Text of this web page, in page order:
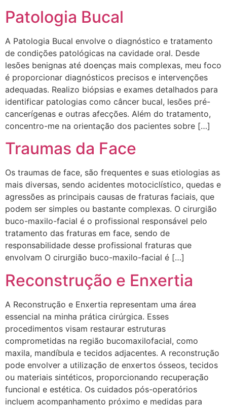
Patologia Bucal
A Patologia Bucal envolve o diagnóstico e tratamento
de condições patológicas na cavidade oral. Desde
lesões benignas até doenças mais complexas, meu foco
é proporcionar diagnósticos precisos e intervenções
adequadas. Realizo biópsias e exames detalhados para
identificar patologias como câncer bucal, lesões pré-
cancerígenas e outras afecções. Além do tratamento,
concentro-me na orientação dos pacientes sobre […]
Traumas da Face
Os traumas de face, são frequentes e suas etiologias as
mais diversas, sendo acidentes motociclístico, quedas e
agressões as principais causas de fraturas faciais, que
podem ser simples ou bastante complexas. O cirurgião
buco-maxilo-facial é o profissional responsável pelo
tratamento das fraturas em face, sendo de
responsabilidade desse profissional fraturas que
envolvam O cirurgião buco-maxilo-facial é […]
Reconstrução e Enxertia
A Reconstrução e Enxertia representam uma área
essencial na minha prática cirúrgica. Esses
procedimentos visam restaurar estruturas
comprometidas na região bucomaxilofacial, como
maxila, mandíbula e tecidos adjacentes. A reconstrução
pode envolver a utilização de enxertos ósseos, tecidos
ou materiais sintéticos, proporcionando recuperação
funcional e estética. Os cuidados pós-operatórios
incluem acompanhamento próximo e medidas para